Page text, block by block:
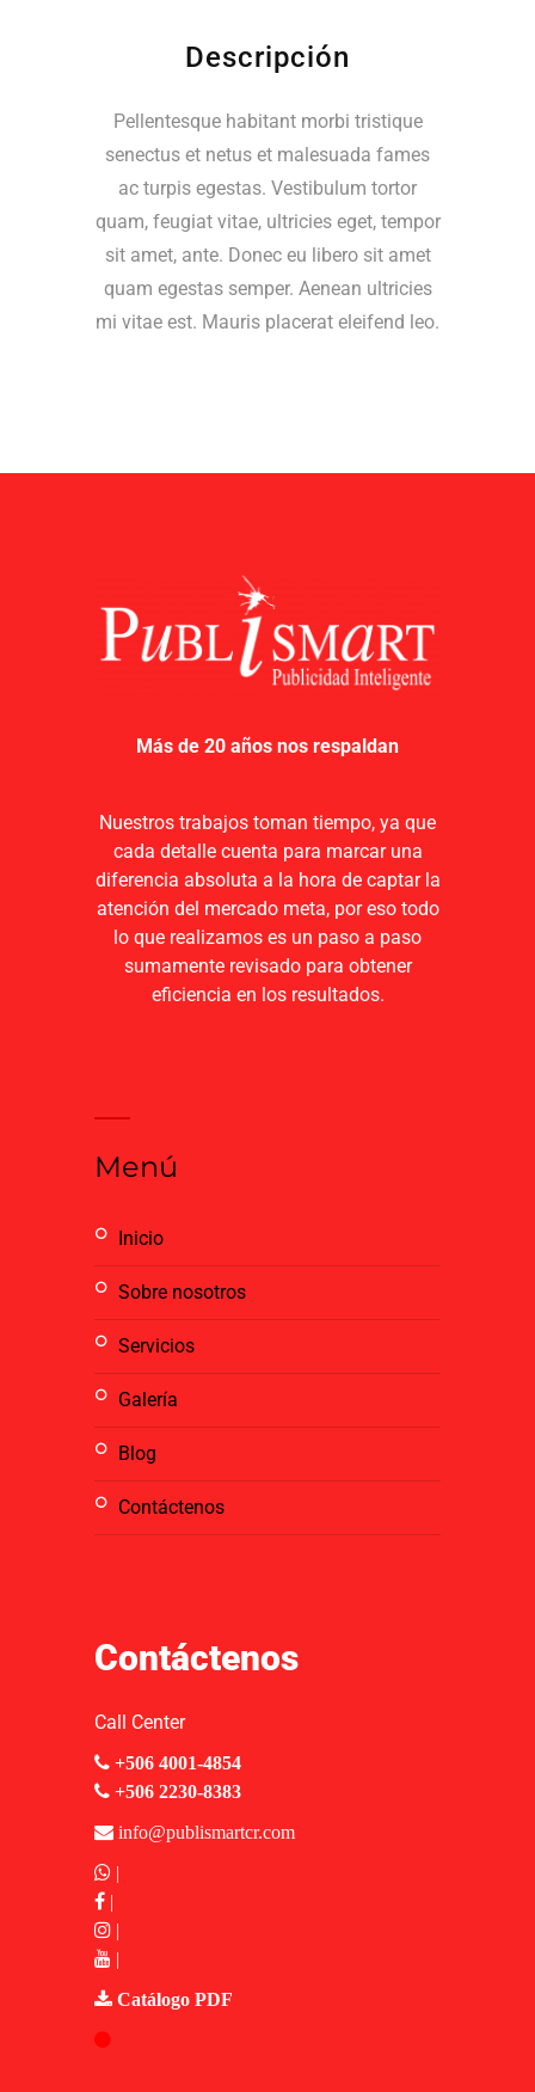
Descripción
Pellentesque habitant morbi tristique
senectus et netus et malesuada fames
ac turpis egestas. Vestibulum tortor
quam, feugiat vitae, ultricies eget, tempor
sit amet, ante. Donec eu libero sit amet
quam egestas semper. Aenean ultricies
mi vitae est. Mauris placerat eleifend leo.
Más de 20 años nos respaldan
Nuestros trabajos toman tiempo, ya que
cada detalle cuenta para marcar una
diferencia absoluta a la hora de captar la
atención del mercado meta, por eso todo
lo que realizamos es un paso a paso
sumamente revisado para obtener
eficiencia en los resultados.
Menú
inicio
sobre nosotros
servicios
galería
blog
contáctenos
Contáctenos
Call Center
+506 4001-4854
+506 2230-8383
info@publismartcr.com
|
|
|
|
Catálogo PDF